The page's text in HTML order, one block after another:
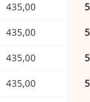
435,00
435,00
435,00
435,00